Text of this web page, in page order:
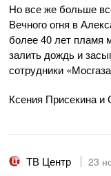
Но все же больше
Вечного огня в
более 40 лет пламя
залить дождь и
сотрудники
Ксения Присекина и
ТВ Центр 23